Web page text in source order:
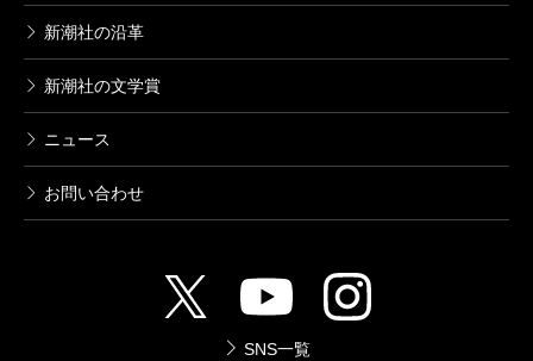
新潮社の沿革
新潮社の文学賞
ニュース
お問い合わせ
SNS一覧